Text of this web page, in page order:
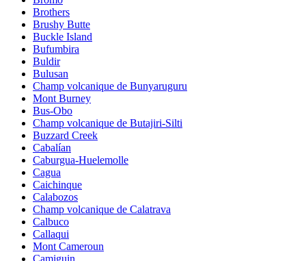
Brothers
Brushy Butte
Buckle Island
Bufumbira
Buldir
Bulusan
Champ volcanique de Bunyaruguru
Mont Burney
Bus-Obo
Champ volcanique de Butajiri-Silti
Buzzard Creek
Cabalían
Caburgua-Huelemolle
Cagua
Caichinque
Calabozos
Champ volcanique de Calatrava
Calbuco
Callaqui
Mont Cameroun
Camiguin